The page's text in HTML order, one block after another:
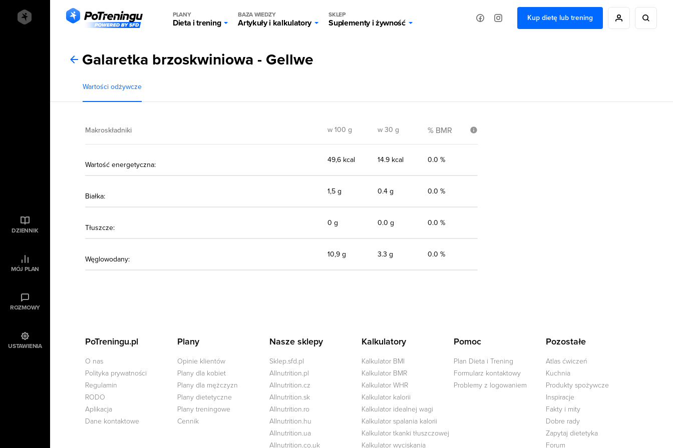
PLANY
Dieta i trening
BAZA WIEDZY
Artykuły i kalkulatory
SKLEP
Suplementy i żywność
Kup dietę lub trening
DZIENNIK
MÓJ PLAN
ROZMOWY
USTAWIENIA
Galaretka brzoskwiniowa - Gellwe
Wartości odżywcze
Makroskładniki w 100 g w 30 g % BMR
Wartość energetyczna:
49,6 kcal 14.9 kcal 0.0 %
Białka:
1,5 g 0.4 g 0.0 %
Tłuszcze:
0 g 0.0 g 0.0 %
Węglowodany:
10,9 g 3.3 g 0.0 %
PoTreningu.pl
O nas
Polityka prywatności
Regulamin
RODO
Aplikacja
Dane kontaktowe
Plany
Opinie klientów
Plany dla kobiet
Plany dla mężczyzn
Plany dietetyczne
Plany treningowe
Cennik
Nasze sklepy
Sklep.sfd.pl
Allnutrition.pl
Allnutrition.cz
Allnutrition.sk
Allnutrition.ro
Allnutrition.hu
Allnutrition.ua
Allnutrition.co.uk
Kalkulatory
Kalkulator BMI
Kalkulator BMR
Kalkulator WHR
Kalkulator kalorii
Kalkulator idealnej wagi
Kalkulator spalania kalorii
Kalkulator tkanki tłuszczowej
Kalkulator wyciskania
Pomoc
Plan Dieta i Trening
Formularz kontaktowy
Problemy z logowaniem
Pozostałe
Atlas ćwiczeń
Kuchnia
Produkty spożywcze
Inspiracje
Fakty i mity
Dobre rady
Zapytaj dietetyka
Forum